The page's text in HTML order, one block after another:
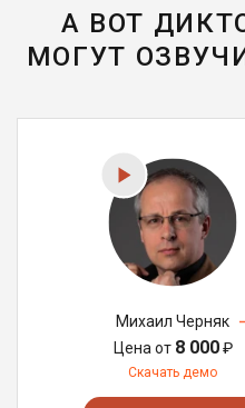
А ВОТ
МОГУТ
Михаил Черняк
Цена от 8 000₽
Скачать демо